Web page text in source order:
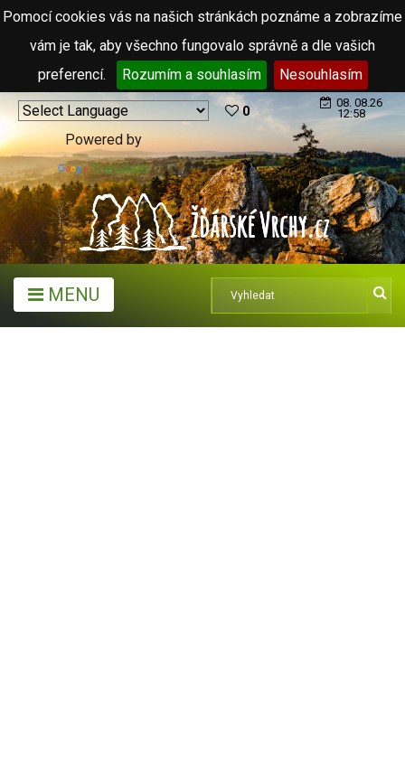
Pomocí cookies vás na našich stránkách poznáme a zobrazíme
vám je tak, aby všechno fungovalo správně a dle vašich
preferencí.
Rozumím a souhlasím Nesouhlasím
Powered by
Translate
0
08. 08.26
12:58
MENU